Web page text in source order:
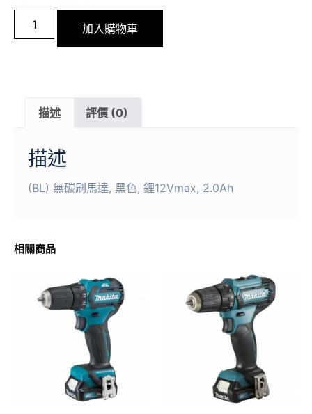
加入購物車
描述 評價 (0)
描述
(BL) 無碳刷馬達, 黑色, 鋰12Vmax, 2.0Ah
相關商品